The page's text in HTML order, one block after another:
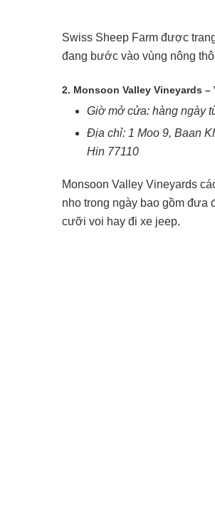
Swiss Sheep Farm được
đang bước vào vùng nông
2. Monsoon Valley Vineyards –
Giờ mở cửa: hàng ngày
Địa chỉ: 1 Moo 9, Baan
Hin 77110
Monsoon Valley Vineyards
nho trong ngày bao gồm đưa
cưỡi voi hay đi xe jeep.